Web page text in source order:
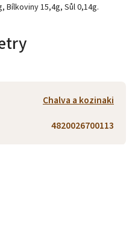
Bílkoviny 15,4g, Sůl 0,14g.
Chalva a kozinaki
4820026700113